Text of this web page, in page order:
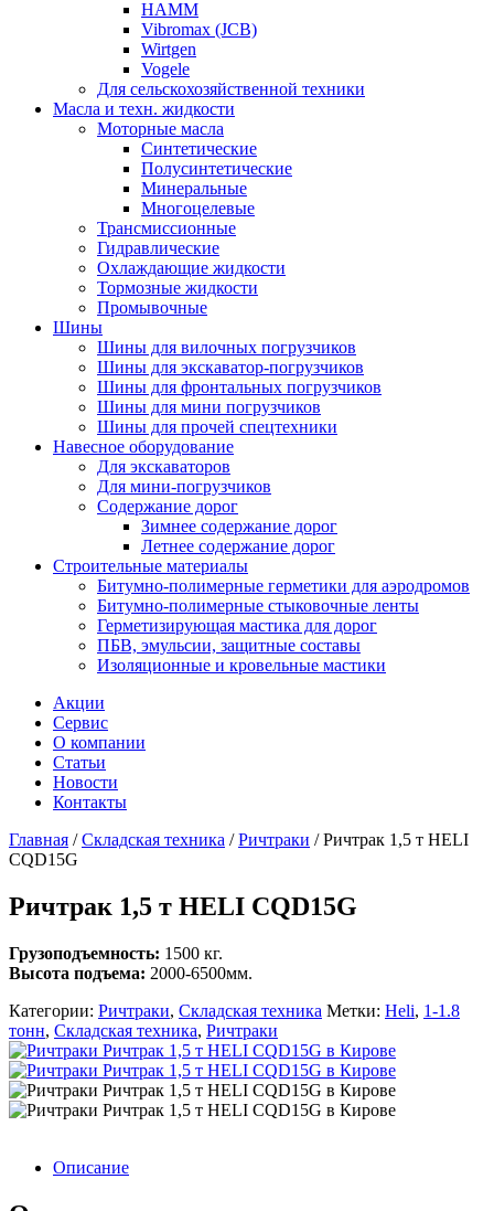
HAMM
Vibromax (JCB)
Wirtgen
Vogele
Для сельскохозяйственной техники
Масла и техн. жидкости
Моторные масла
Синтетические
Полусинтетические
Минеральные
Многоцелевые
Трансмиссионные
Гидравлические
Охлаждающие жидкости
Тормозные жидкости
Промывочные
Шины
Шины для вилочных погрузчиков
Шины для экскаватор-погрузчиков
Шины для фронтальных погрузчиков
Шины для мини погрузчиков
Шины для прочей спецтехники
Навесное оборудование
Для экскаваторов
Для мини-погрузчиков
Содержание дорог
Зимнее содержание дорог
Летнее содержание дорог
Строительные материалы
Битумно-полимерные герметики для аэродромов
Битумно-полимерные стыковочные ленты
Герметизирующая мастика для дорог
ПБВ, эмульсии, защитные составы
Изоляционные и кровельные мастики
Акции
Сервис
О компании
Статьи
Новости
Контакты
Главная /Складская техника /Ричтраки /Ричтрак 1,5 т HELI
CQD15G
Ричтрак 1,5 т HELI CQD15G
Грузоподъемность: 1500 кг.
Высота подъема: 2000-6500мм.
Категории: Ричтраки, Складская техника Метки: Heli, 1-1.8
тонн, Складская техника, Ричтраки
Описание